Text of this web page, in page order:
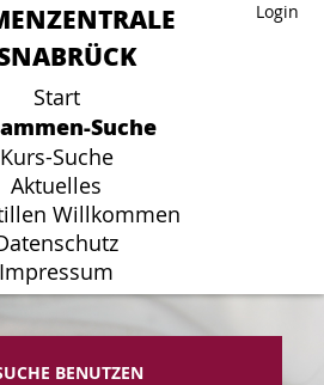
Login
Start
Suche
Kurs-Suche
Aktuelles
Willkommen
Impressum
Login
Start
Suche
Kurs-Suche
Aktuelles
Willkommen
Impressum
BENUTZEN